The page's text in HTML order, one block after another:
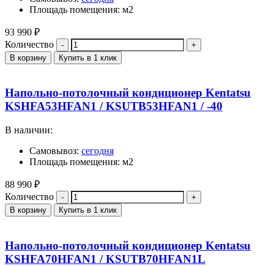
Площадь помещения: м2
93 990 ₽
Количество
В корзину Купить в 1 клик
Напольно-потолочный кондиционер Kentatsu
KSHFA53HFAN1 / KSUTB53HFAN1 / -40
В наличии:
Самовывоз: сегодня
Площадь помещения: м2
88 990 ₽
Количество
В корзину Купить в 1 клик
Напольно-потолочный кондиционер Kentatsu
KSHFA70HFAN1 / KSUTB70HFAN1L